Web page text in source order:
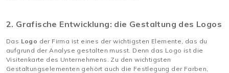
2. Grafische Entwicklung: die Gestaltung des Logos
Das Logo der Firma ist eines der wichtigsten Elemente, das du
aufgrund der Analyse gestalten musst. Denn das Logo ist die
Visitenkarte des Unternehmens. Zu den wichtigsten
Gestaltungselementen gehört auch die Festlegung der Farben,